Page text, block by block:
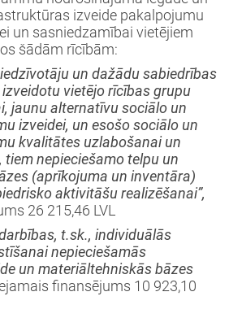
izveide pakalpojumu
un sasniedzamībai vietējiem
šādām rīcībām:
un dažādu sabiedrības
vietējo rīcības grupu
jaunu alternatīvu sociālo un
izveidei, un esošo sociālo un
kvalitātes uzlabošanai un
nepieciešamo telpu un
(aprīkojuma un inventāra)
aktivitāšu realizēšanai”,
26 215,46 LVL
t.sk., individuālās
nepieciešamās
un materiāltehniskās bāzes
finansējums 10 923,10